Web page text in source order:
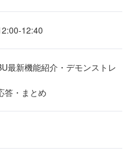
最新機能紹介・デモンストレ
・まとめ